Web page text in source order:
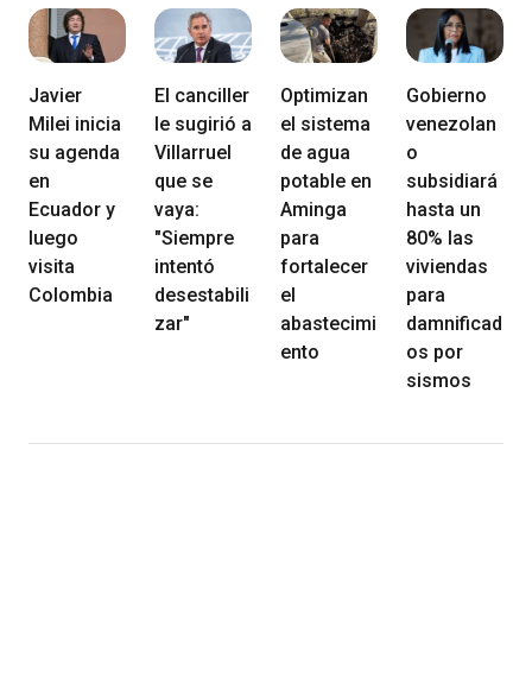
Javier
Milei inicia
su agenda
en
Ecuador y
luego
visita
Colombia
El canciller
le sugirió a
Villarruel
que se
vaya:
"Siempre
intentó
desestabili
zar"
Optimizan
el sistema
de agua
potable en
Aminga
para
fortalecer
el
abastecimi
ento
Gobierno
venezolan
o
subsidiará
hasta un
80% las
viviendas
para
damnificad
os por
sismos